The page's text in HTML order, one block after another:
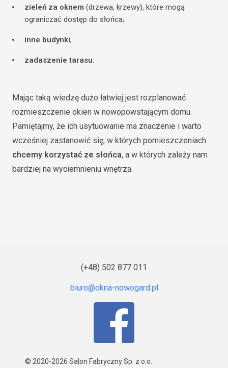
zieleń za oknem (drzewa, krzewy), które mogą
ograniczać dostęp do słońca;
inne budynki,
zadaszenie tarasu.
Mając taką wiedzę dużo łatwiej jest rozplanować
rozmieszczenie okien w nowopowstającym domu.
Pamiętajmy, że ich usytuowanie ma znaczenie i warto
wcześniej zastanowić się, w których pomieszczeniach
chcemy korzystać ze słońca, a w których zależy nam
bardziej na wyciemnieniu wnętrza.
(+48) 502 877 011
© 2020-2026 Salon Fabryczny Sp. z o.o.